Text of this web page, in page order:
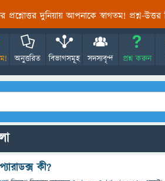
প্রশ্নোত্তর দুনিয়ায় আপনাকে স্বাগতম! প্রশ্ন-
অনুত্তরিত বিভাগসমূহ সদস্যবৃন্দ প্রশ্ন করুন
কী?